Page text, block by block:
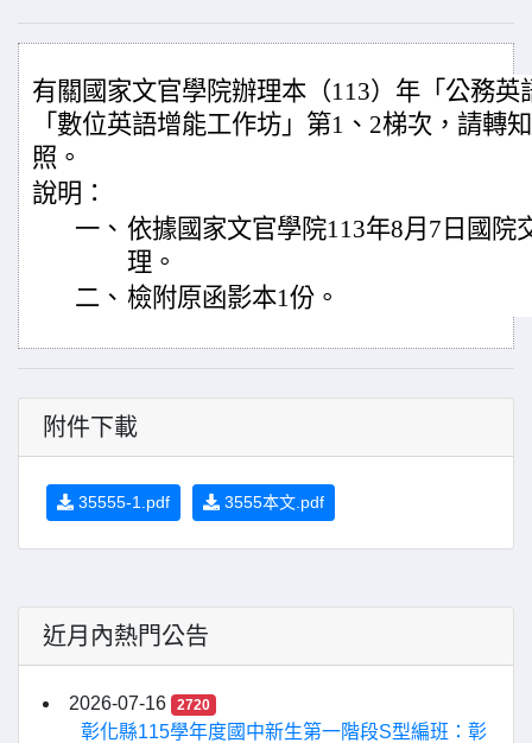
有關國家文官學院辦理本（113）年「公務英
「數位英語增能工作坊」第1、2梯次，請轉
照。
說明：
一、 依據國家文官學院113年8月7日國院
理。
二、 檢附原函影本1份。
附件下載
35555-1.pdf 3555本文.pdf
近月內熱門公告
2026-07-16 2720
彰化縣115學年度國中新生第一階段S型編班：彰